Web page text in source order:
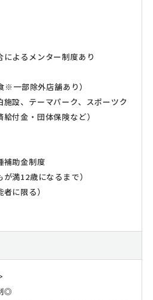
よるメンター制度あり
一部除外店舗あり）
設、テーマパーク、スポーツク
付金・団体保険など）
助金制度
満12歳になるまで）
に限る）
◎